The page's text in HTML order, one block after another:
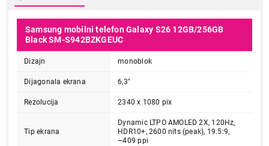
Samsung mobilni telefon Galaxy S26 12GB/256GB
Black SM-S942BZKGEUC
Dizajn monoblok
Dijagonala ekrana 6,3"
Rezolucija 2340 x 1080 pix
Tip ekrana
Dynamic LTPO AMOLED 2X, 120Hz,
HDR10+, 2600 nits (peak), 19.5:9,
~409 ppi